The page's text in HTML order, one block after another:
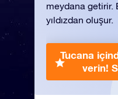
meydana getirir.
yıldızdan oluşur.
Tucana
verin!